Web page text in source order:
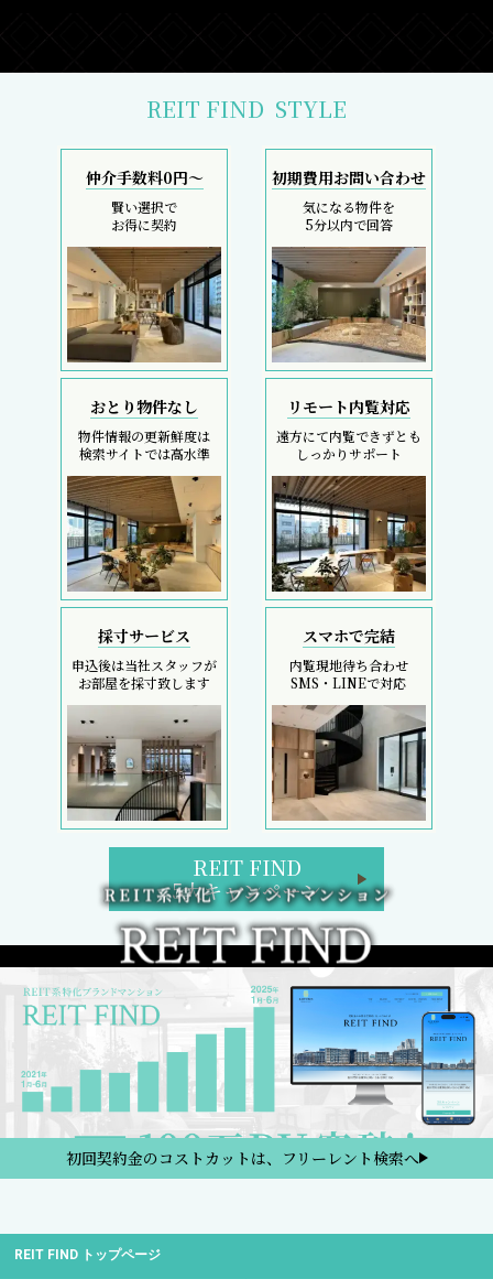
REIT FIND STYLE
仲介手数料0円～
賢い選択で
お得に契約
初期費用お問い合わせ
気になる物件を
5分以内で回答
おとり物件なし
物件情報の更新鮮度は
検索サイトでは高水準
リモート内覧対応
遠方にて内覧できずとも
しっかりサポート
採寸サービス
申込後は当社スタッフが
お部屋を採寸致します
スマホで完結
内覧現地待ち合わせ
SMS・LINEで対応
REIT FIND
5大キャンペーン
初回契約金のコストカットは、フリーレント検索へ
REIT FIND トップページ